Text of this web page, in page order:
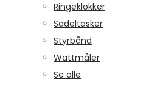
Ringeklokker
Sadeltasker
Styrbånd
Wattmåler
Se alle